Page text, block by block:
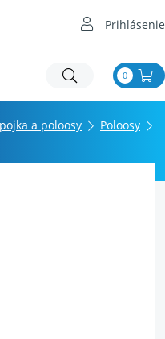
Prihlásenie
0
a poloosy
Poloosy